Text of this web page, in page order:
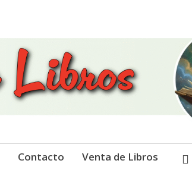
Contacto Venta de Libros